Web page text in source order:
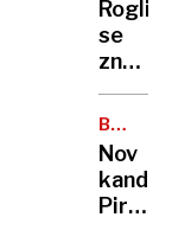
kar
ITALIJI
Roglič
se
znova
ni
za
etapno
zmago
BANKA
Nov
Pirc